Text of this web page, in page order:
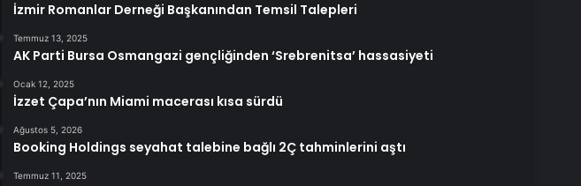
İzmir Romanlar Derneği Başkanından Temsil Talepleri
Temmuz 13, 2025
AK Parti Bursa Osmangazi gençliğinden ‘Srebrenitsa’ hassasiyeti
Ocak 12, 2025
İzzet Çapa’nın Miami macerası kısa sürdü
Ağustos 5, 2026
Booking Holdings seyahat talebine bağlı 2Ç tahminlerini aştı
Temmuz 11, 2025